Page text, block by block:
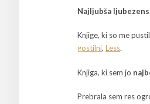
Najljubša
Knjige, ki so me
gostilni, Less.
Knjiga, ki sem jo
Prebrala sem res